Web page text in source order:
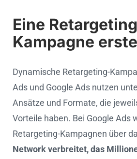
Eine
Kampagne
Dynamische Retargeting-
Ads und Google Ads nutzen
Ansätze und Formate, die
Vorteile haben. Bei Google Ads
Retargeting-Kampagnen über
Network verbreitet, das